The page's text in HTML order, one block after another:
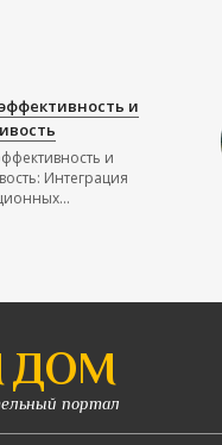
и
и
Интеграция
ДОМ
портал